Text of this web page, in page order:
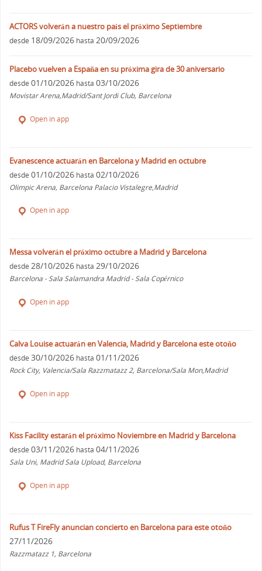
ACTORS volverán a nuestro país el próximo Septiembre
desde 18/09/2026 hasta 20/09/2026
Placebo vuelven a España en su próxima gira de 30 aniversario
desde 01/10/2026 hasta 03/10/2026
Movistar Arena,Madrid/Sant Jordi Club, Barcelona
Open in app
Evanescence actuarán en Barcelona y Madrid en octubre
desde 01/10/2026 hasta 02/10/2026
Olimpic Arena, Barcelona Palacio Vistalegre,Madrid
Open in app
Messa volverán el próximo octubre a Madrid y Barcelona
desde 28/10/2026 hasta 29/10/2026
Barcelona - Sala Salamandra Madrid - Sala Copérnico
Open in app
Calva Louise actuarán en Valencia, Madrid y Barcelona este otoño
desde 30/10/2026 hasta 01/11/2026
Rock City, Valencia/Sala Razzmatazz 2, Barcelona/Sala Mon,Madrid
Open in app
Kiss Facility estarán el próximo Noviembre en Madrid y Barcelona
desde 03/11/2026 hasta 04/11/2026
Sala Uni, Madrid Sala Upload, Barcelona
Open in app
Rufus T FireFly anuncian concierto en Barcelona para este otoño
27/11/2026
Razzmatazz 1, Barcelona